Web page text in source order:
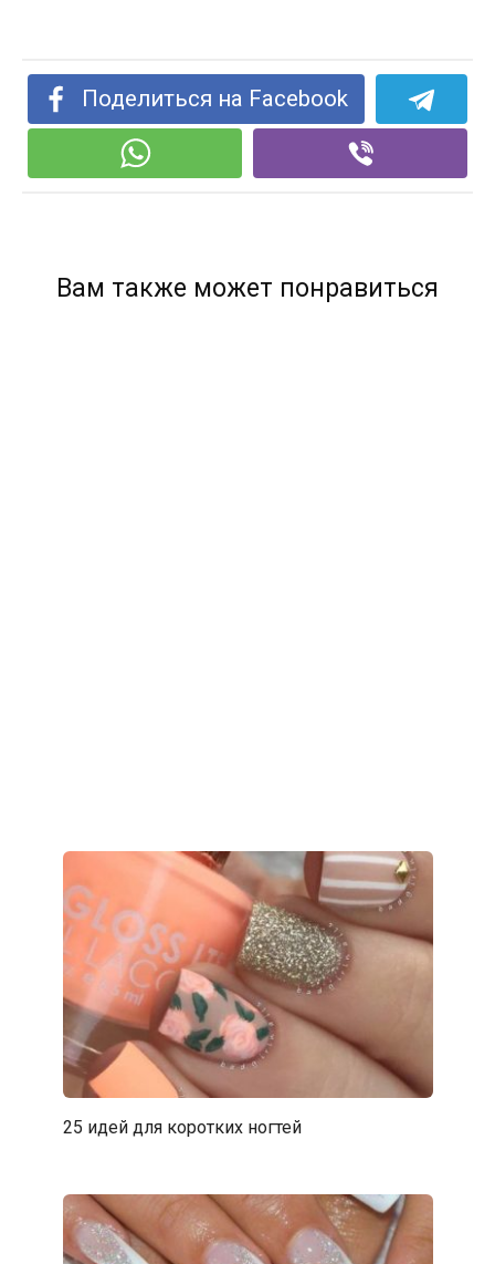
Поделиться на Facebook
Вам также может понравиться
25 идей для коротких ногтей